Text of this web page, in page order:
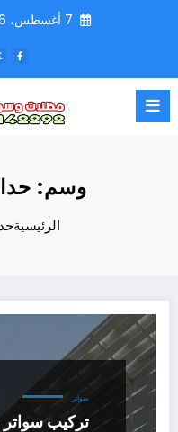
7 أغسطس، 2026
وسم:
الرئيسية
سواتر
تركيب سواتر